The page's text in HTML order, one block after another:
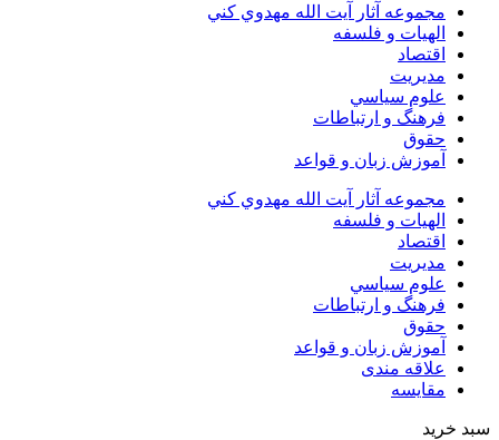
مجموعه آثار آيت الله مهدوي كني
الهیات و فلسفه
اقتصاد
مديريت
علوم سياسي
فرهنگ و ارتباطات
حقوق
آموزش زبان و قواعد
مجموعه آثار آيت الله مهدوي كني
الهیات و فلسفه
اقتصاد
مديريت
علوم سياسي
فرهنگ و ارتباطات
حقوق
آموزش زبان و قواعد
علاقه مندی
مقایسه
سبد خرید